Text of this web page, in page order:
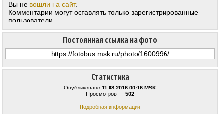
Статистика
Опубликовано 11.08.2016 00:16 MSK
Просмотров — 502
Подробная информация
Постоянная ссылка на фото
Вы не вошли на сайт.
Комментарии могут оставлять только зарегистрированные
пользователи.